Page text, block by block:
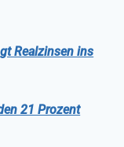
Realzinsen ins
21 Prozent